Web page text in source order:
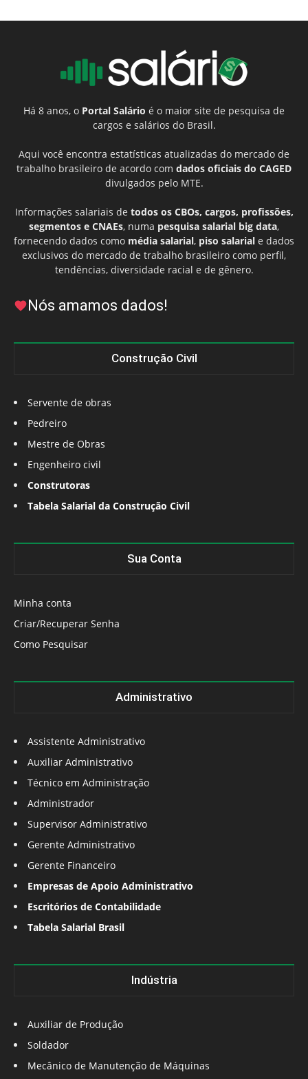
Há 8 anos, o Portal Salário é o maior site de pesquisa de
cargos e salários do Brasil.
Aqui você encontra estatísticas atualizadas do mercado de
trabalho brasileiro de acordo com dados oficiais do CAGED
divulgados pelo MTE.
Informações salariais de todos os CBOs, cargos, profissões,
segmentos e CNAEs, numa pesquisa salarial big data,
fornecendo dados como média salarial, piso salarial e dados
exclusivos do mercado de trabalho brasileiro como perfil,
tendências, diversidade racial e de gênero.
Nós amamos dados!
Construção Civil
Servente de obras
Pedreiro
Mestre de Obras
Engenheiro civil
Construtoras
Tabela Salarial da Construção Civil
Sua Conta
Minha conta
Criar/Recuperar Senha
Como Pesquisar
Administrativo
Assistente Administrativo
Auxiliar Administrativo
Técnico em Administração
Administrador
Supervisor Administrativo
Gerente Administrativo
Gerente Financeiro
Empresas de Apoio Administrativo
Escritórios de Contabilidade
Tabela Salarial Brasil
Indústria
Auxiliar de Produção
Soldador
Mecânico de Manutenção de Máquinas